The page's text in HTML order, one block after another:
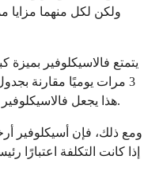
ولكن لكل منهما مزايا
هذا يجعل فالاسيكلوفير أكثر ملاءمة بكثير لأنماط الحياة المزدحمة.
ومع ذلك، فإن
إذا كانت التكلفة اعتبارًا